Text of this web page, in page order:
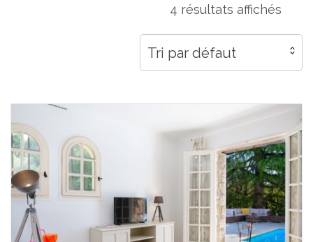
4 résultats affichés
Tri par défaut